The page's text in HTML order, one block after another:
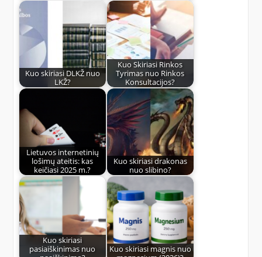
Kuo skiriasi DLKŽ nuo
LKŽ?
Kuo Skiriasi Rinkos
Tyrimas nuo Rinkos
Konsultacijos?
Lietuvos internetinių
lošimų ateitis: kas
keičiasi 2025 m.?
Kuo skiriasi drakonas
nuo slibino?
Kuo skiriasi
pasiaiškinimas nuo
Kuo skiriasi magnis nuo